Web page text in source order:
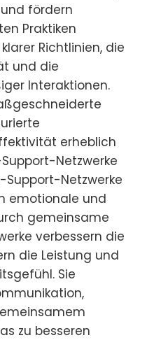
fördern
Praktiken
Richtlinien, die
und die
Interaktionen.
erheblich
Netzwerke
Support-Netzwerke
emotionale und
gemeinsame
verbessern die
die Leistung und
Sie
zu besseren